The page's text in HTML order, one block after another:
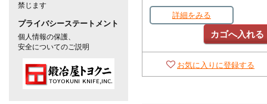
詳細をみる
カゴへ入れる
お気に入りに登録する
禁じます
プライバシーステートメント
個人情報の保護、
安全についてのご説明